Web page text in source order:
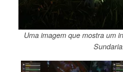
Uma imagem que mostra um